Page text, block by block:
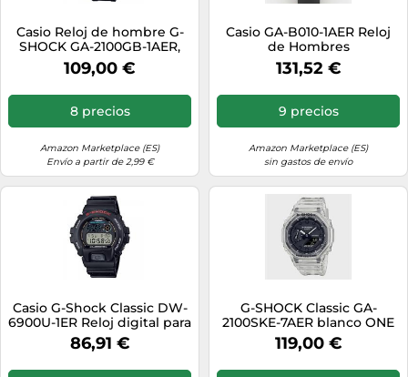
Casio Reloj de hombre G-
SHOCK GA-2100GB-1AER,
fibra de carbono, champán,
negro
109,00 €
8 precios
Amazon Marketplace (ES)
Envío a partir de 2,99 €
Casio GA-B010-1AER Reloj
de Hombres
131,52 €
9 precios
Amazon Marketplace (ES)
sin gastos de envío
Casio G-Shock Classic DW-
6900U-1ER Reloj digital para
hombres Con alarma
86,91 €
G-SHOCK Classic GA-
2100SKE-7AER blanco ONE
SIZE
119,00 €